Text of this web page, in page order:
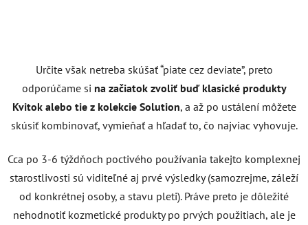
Určite však netreba skúšať “piate cez deviate”, preto
odporúčame si na začiatok zvoliť buď klasické produkty
Kvitok alebo tie z kolekcie Solution, a až po ustálení môžete
skúsiť kombinovať, vymieňať a hľadať to, čo najviac vyhovuje.
Cca po 3-6 týždňoch poctivého používania takejto komplexnej
starostlivosti sú viditeľné aj prvé výsledky (samozrejme, záleží
od konkrétnej osoby, a stavu pleti). Práve preto je dôležité
nehodnotiť kozmetické produkty po prvých použitiach, ale je